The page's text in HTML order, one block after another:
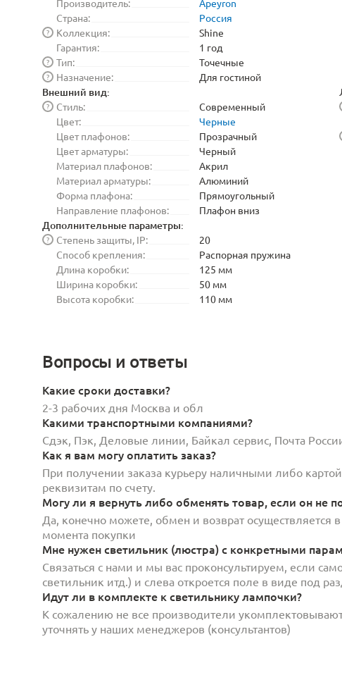
Производитель:
Apeyron
Страна:
Россия
Коллекция:
?
Shine
Гарантия:
1 год
Тип:
?
Точечные
Назначение:
? Для гостиной
Внешний вид:
Стиль:
?
Современный
Цвет:
Черные
Цвет плафонов:
Прозрачный
Цвет арматуры:
Черный
Материал плафонов:
Акрил
Материал арматуры:
Алюминий
Форма плафона:
Прямоугольный
Направление плафонов:
Плафон вниз
Дополнительные параметры:
Степень защиты, IP:
?
20
Способ крепления:
Распорная пружина
Длина коробки:
125 мм
Ширина коробки:
50 мм
Высота коробки:
110 мм
Вопросы и ответы
Какие сроки доставки?
2-3 рабочих дня Москва и обл
Какими транспортными компаниями?
Сдэк, Пэк, Деловые линии, Байкал сервис, Почта
Как я вам могу оплатить заказ?
При получении заказа курьеру наличными либо
реквизитам по счету.
Могу ли я вернуть либо обменять товар, если он не
Да, конечно можете, обмен и возврат
момента покупки
Мне нужен светильник (люстра) с конкретными
Связаться с нами и мы вас проконсультируем, если
светильник итд.) и слева откроется поле в виде под
Идут ли в комплекте к светильнику лампочки?
К сожалению не все производители
уточнять у наших менеджеров (консультантов)